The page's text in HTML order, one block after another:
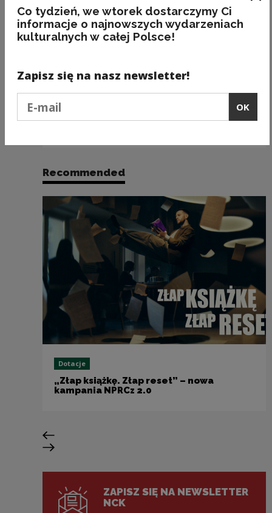
Recommended
Dotacje
„Złap książkę. Złap reset” – nowa
kampania NPRCz 2.0
Previous slide
Next slide
ZAPISZ SIĘ NA NEWSLETTER
NCK
Co tydzień, we wtorek dostarczymy Ci
informacje o najnowszych wydarzeniach
kulturalnych w całej Polsce!
Zapisz się na nasz newsletter!
OK